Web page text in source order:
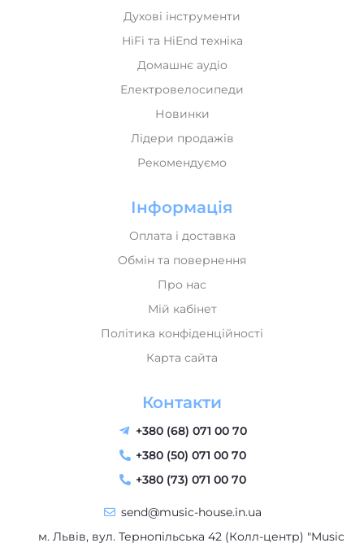
Духові інструменти
HiFi та HiEnd техніка
Домашнє аудіо
Електровелосипеди
Новинки
Лідери продажів
Рекомендуємо
Інформація
Оплата і доставка
Обмін та повернення
Про нас
Мій кабінет
Політика конфіденційності
Карта сайта
Контакти
+380 (68) 071 00 70
+380 (50) 071 00 70
+380 (73) 071 00 70
send@music-house.in.ua
м. Львів, вул. Тернопільська 42 (Колл-центр) "Music